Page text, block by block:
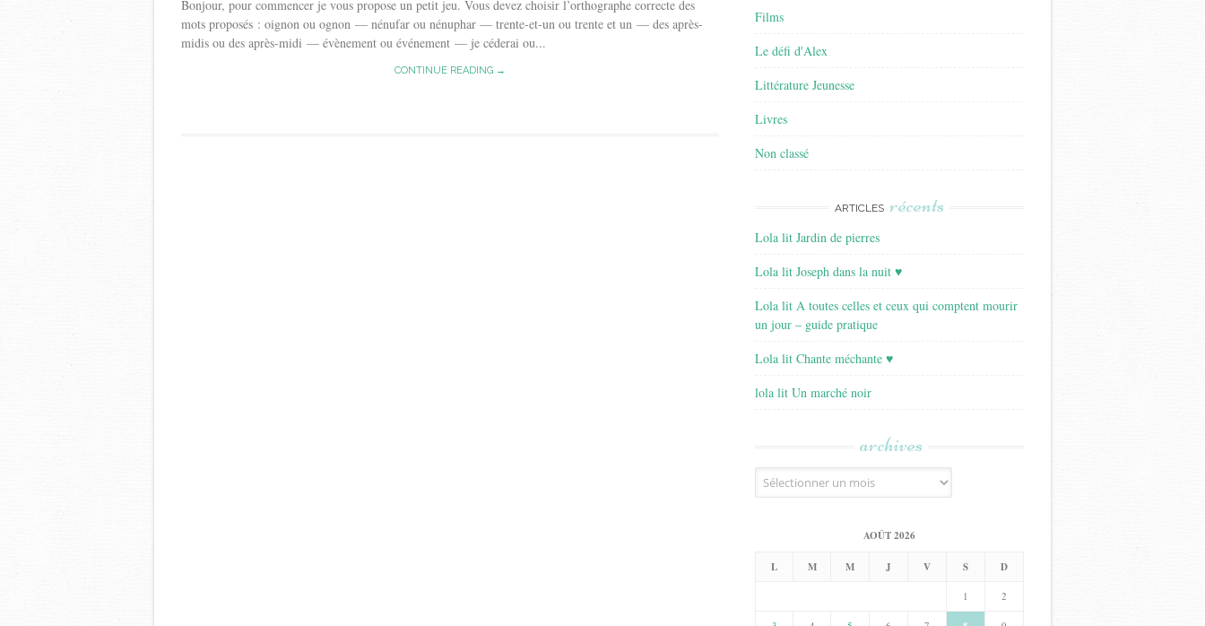
Bonjour, pour commencer je vous propose un petit jeu. Vous devez choisir l’orthographe correcte des
mots proposés : oignon ou ognon — nénufar ou nénuphar — trente-et-un ou trente et un — des après-
midis ou des après-midi — évènement ou événement — je céderai ou...
CONTINUE READING →
Films
Le défi d'Alex
Littérature Jeunesse
Livres
Non classé
ARTICLES récents
Lola lit Jardin de pierres
Lola lit Joseph dans la nuit ♥
Lola lit A toutes celles et ceux qui comptent mourir
un jour – guide pratique
Lola lit Chante méchante ♥
lola lit Un marché noir
archives
Archives
AOÛT 2026
L M M J V S D
1 2